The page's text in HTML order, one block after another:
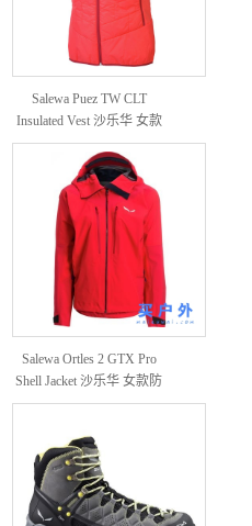
Salewa Puez TW CLT
Insulated Vest 沙乐华 女款
防风马甲
Salewa Ortles 2 GTX Pro
Shell Jacket 沙乐华 女款防
水冲锋衣